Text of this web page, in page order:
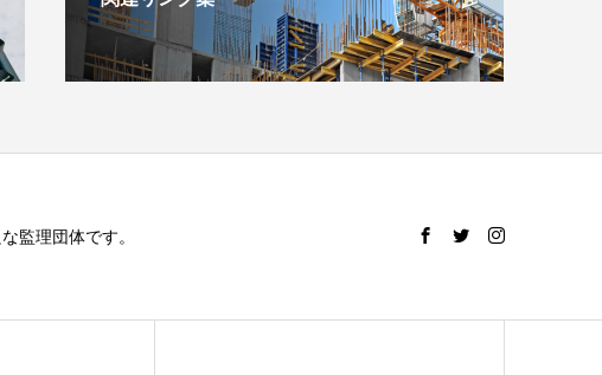
監理団体です。